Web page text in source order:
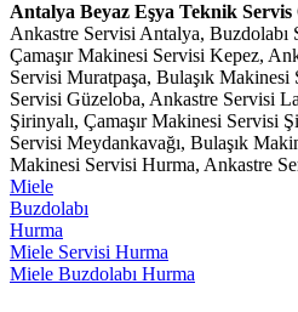
Antalya Beyaz Eşya Teknik Servis
Ankastre Servisi Antalya,
Çamaşır Makinesi Servisi Kepez,
Servisi Muratpaşa, Bulaşık
Servisi Güzeloba, Ankastre Servisi
Şirinyalı, Çamaşır Makinesi Servisi
Servisi Meydankavağı, Bulaşık
Makinesi Servisi Hurma, Ankastre
Miele
Buzdolabı
Hurma
Miele Servisi Hurma
Miele Buzdolabı Hurma